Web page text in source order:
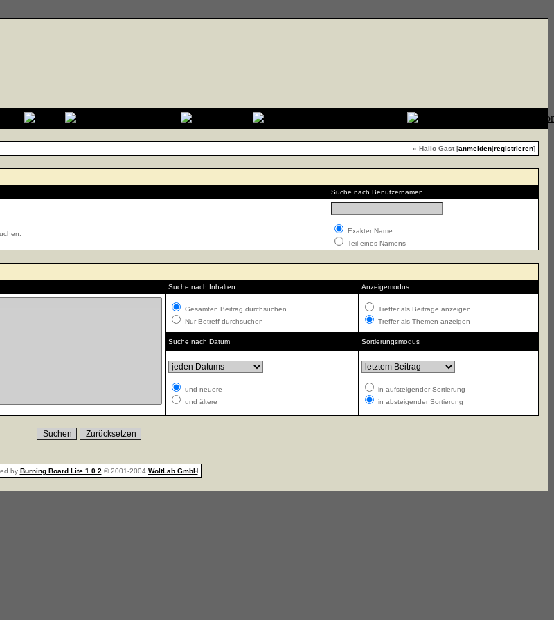
» Hallo Gast [anmelden|registrieren]
Suche nach Benutzernamen
Exakter Name
Teil eines Namens
Suche nach Inhalten Anzeigemodus
Gesamten Beitrag durchsuchen
Nur Betreff durchsuchen
Treffer als Beiträge anzeigen
Treffer als Themen anzeigen
Suche nach Datum Sortierungsmodus
und neuere
und ältere
in aufsteigender Sortierung
in absteigender Sortierung
by Burning Board Lite 1.0.2 © 2001-2004 WoltLab GmbH